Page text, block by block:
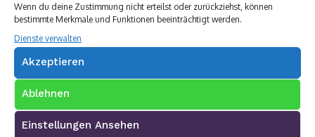
Wenn du deine Zustimmung nicht erteilst oder zurückziehst, können
bestimmte Merkmale und Funktionen beeinträchtigt werden.
Dienste verwalten
Akzeptieren
Ablehnen
Einstellungen Ansehen